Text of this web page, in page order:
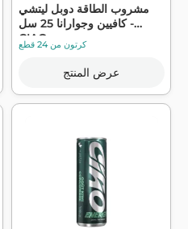
مشروب الطاقة دوبل ليتشي
كافيين وجوارانا 25 سل -
CIAO ...كرتون من 24 قطع
عرض المنتج